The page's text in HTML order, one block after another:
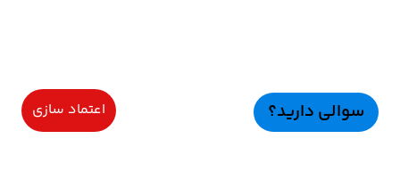
سوالی دارید؟ اعتماد سازی